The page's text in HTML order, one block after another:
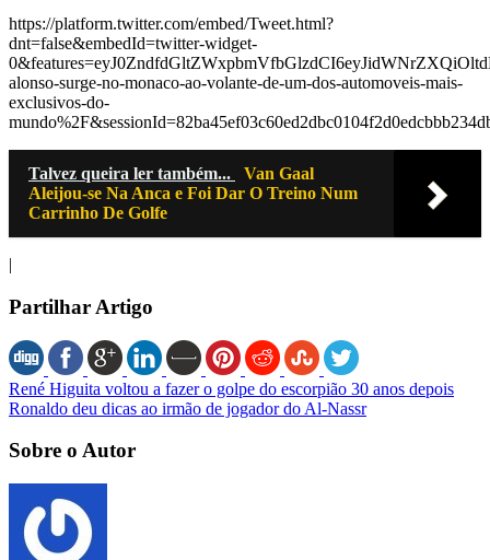
https://platform.twitter.com/embed/Tweet.html?
dnt=false&embedId=twitter-widget-
alonso-surge-no-monaco-ao-volante-de-um-dos-automoveis-mais-
exclusivos-do-
Talvez queira ler também...
Van Gaal
Aleijou-se Na Anca e Foi Dar O Treino Num
Carrinho De Golfe
|
Partilhar Artigo
René Higuita voltou a fazer o golpe do escorpião 30 anos depois
Ronaldo deu dicas ao irmão de jogador do Al-Nassr
Sobre o Autor